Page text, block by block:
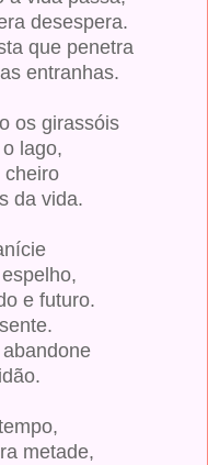
desespera.
que penetra
entranhas.
os girassóis
lago,
cheiro
da vida.
e futuro.
metade,